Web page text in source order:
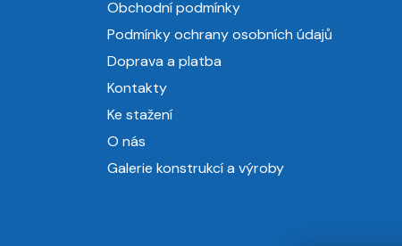
Obchodní podmínky
Podmínky ochrany osobních údajů
Doprava a platba
Kontakty
Ke stažení
O nás
Galerie konstrukcí a výroby